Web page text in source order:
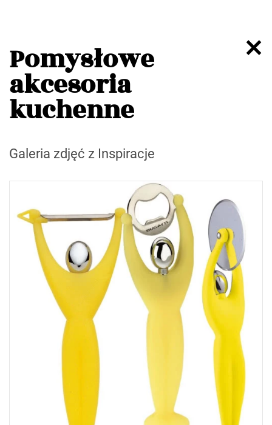
Pomysłowe
akcesoria
kuchenne
Galeria zdjęć z Inspiracje